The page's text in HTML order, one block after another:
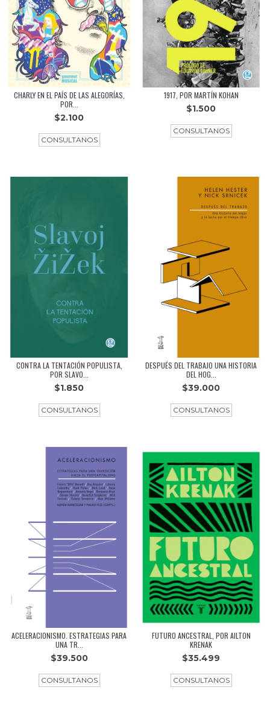
CHARLY EN EL PAÍS DE LAS ALEGORÍAS,
POR...
$2.100
1917, POR MARTÍN KOHAN
$1.500
CONTRA LA TENTACIÓN POPULISTA,
POR SLAVO...
$1.850
DESPUÉS DEL TRABAJO UNA HISTORIA
DEL HOG...
$39.000
ACELERACIONISMO. ESTRATEGIAS PARA
UNA TR...
$39.500
FUTURO ANCESTRAL, POR AILTON
KRENAK
$35.499